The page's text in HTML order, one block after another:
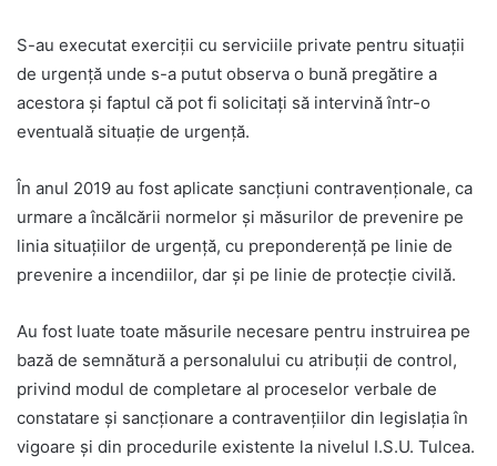
S-au executat exerciţii cu serviciile private pentru situaţii
de urgenţă unde s-a putut observa o bună pregătire a
acestora şi faptul că pot fi solicitaţi să intervină într-o
eventuală situaţie de urgenţă.
În anul 2019 au fost aplicate sancţiuni contravenţionale, ca
urmare a încălcării normelor şi măsurilor de prevenire pe
linia situaţiilor de urgenţă, cu preponderenţă pe linie de
prevenire a incendiilor, dar şi pe linie de protecţie civilă.
Au fost luate toate măsurile necesare pentru instruirea pe
bază de semnătură a personalului cu atribuţii de control,
privind modul de completare al proceselor verbale de
constatare şi sancţionare a contravenţiilor din legislaţia în
vigoare şi din procedurile existente la nivelul I.S.U. Tulcea.